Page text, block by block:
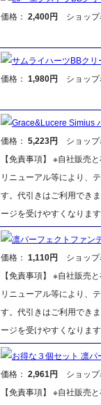
価格： 2,400円 ショップ
サムライハーツBBクリ
価格： 1,980円 ショップ
Grace&Lucere Simius
価格： 5,223円
ショップ
【免責事項】 ※自社販売
リニューアル等により、
す。代引きはご利用でき
ージを受けやすくなりま
凛パーフェクトファン
価格： 1,110円
ショップ
【免責事項】 ※自社販売
リニューアル等により、
す。代引きはご利用でき
ージを受けやすくなりま
お得な３個セット 凛
価格： 2,961円
ショップ
【免責事項】 ※自社販売